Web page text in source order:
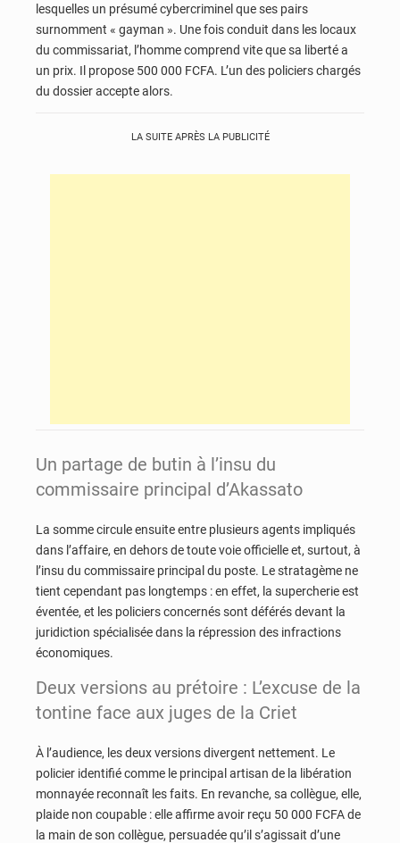
lesquelles un présumé cybercriminel que ses pairs
surnomment « gayman ». Une fois conduit dans les locaux
du commissariat, l’homme comprend vite que sa liberté a
un prix. Il propose 500 000 FCFA. L’un des policiers chargés
du dossier accepte alors.
LA SUITE APRÈS LA PUBLICITÉ
Un partage de butin à l’insu du
commissaire principal d’Akassato
La somme circule ensuite entre plusieurs agents impliqués
dans l’affaire, en dehors de toute voie officielle et, surtout, à
l’insu du commissaire principal du poste. Le stratagème ne
tient cependant pas longtemps : en effet, la supercherie est
éventée, et les policiers concernés sont déférés devant la
juridiction spécialisée dans la répression des infractions
économiques.
Deux versions au prétoire : L’excuse de la
tontine face aux juges de la Criet
À l’audience, les deux versions divergent nettement. Le
policier identifié comme le principal artisan de la libération
monnayée reconnaît les faits. En revanche, sa collègue, elle,
plaide non coupable : elle affirme avoir reçu 50 000 FCFA de
la main de son collègue, persuadée qu’il s’agissait d’une